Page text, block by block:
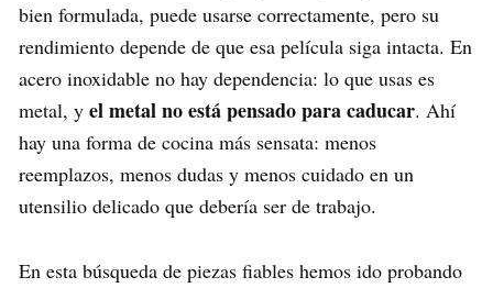
bien formulada, puede usarse correctamente, pero su
rendimiento depende de que esa película siga intacta. En
acero inoxidable no hay dependencia: lo que usas es
metal, y el metal no está pensado para caducar. Ahí
hay una forma de cocina más sensata: menos
reemplazos, menos dudas y menos cuidado en un
utensilio delicado que debería ser de trabajo.
En esta búsqueda de piezas fiables hemos ido probando